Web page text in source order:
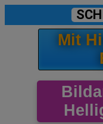
Mit